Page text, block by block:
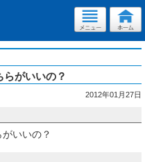
がいいの？
2012年01月27日
いいの？